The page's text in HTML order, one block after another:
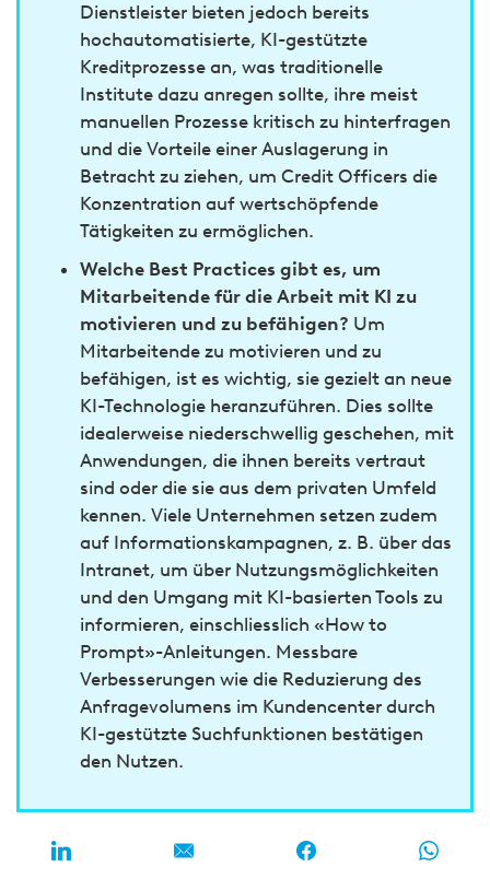
Dienstleister bieten jedoch bereits
hochautomatisierte, KI-gestützte
Kreditprozesse an, was traditionelle
Institute dazu anregen sollte, ihre meist
manuellen Prozesse kritisch zu hinterfragen
und die Vorteile einer Auslagerung in
Betracht zu ziehen, um Credit Officers die
Konzentration auf wertschöpfende
Tätigkeiten zu ermöglichen.
Welche Best Practices gibt es, um
Mitarbeitende für die Arbeit mit KI zu
motivieren und zu befähigen? Um
Mitarbeitende zu motivieren und zu
befähigen, ist es wichtig, sie gezielt an neue
KI-Technologie heranzuführen. Dies sollte
idealerweise niederschwellig geschehen, mit
Anwendungen, die ihnen bereits vertraut
sind oder die sie aus dem privaten Umfeld
kennen. Viele Unternehmen setzen zudem
auf Informationskampagnen, z. B. über das
Intranet, um über Nutzungsmöglichkeiten
und den Umgang mit KI-basierten Tools zu
informieren, einschliesslich «How to
Prompt»-Anleitungen. Messbare
Verbesserungen wie die Reduzierung des
Anfragevolumens im Kundencenter durch
KI-gestützte Suchfunktionen bestätigen
den Nutzen.